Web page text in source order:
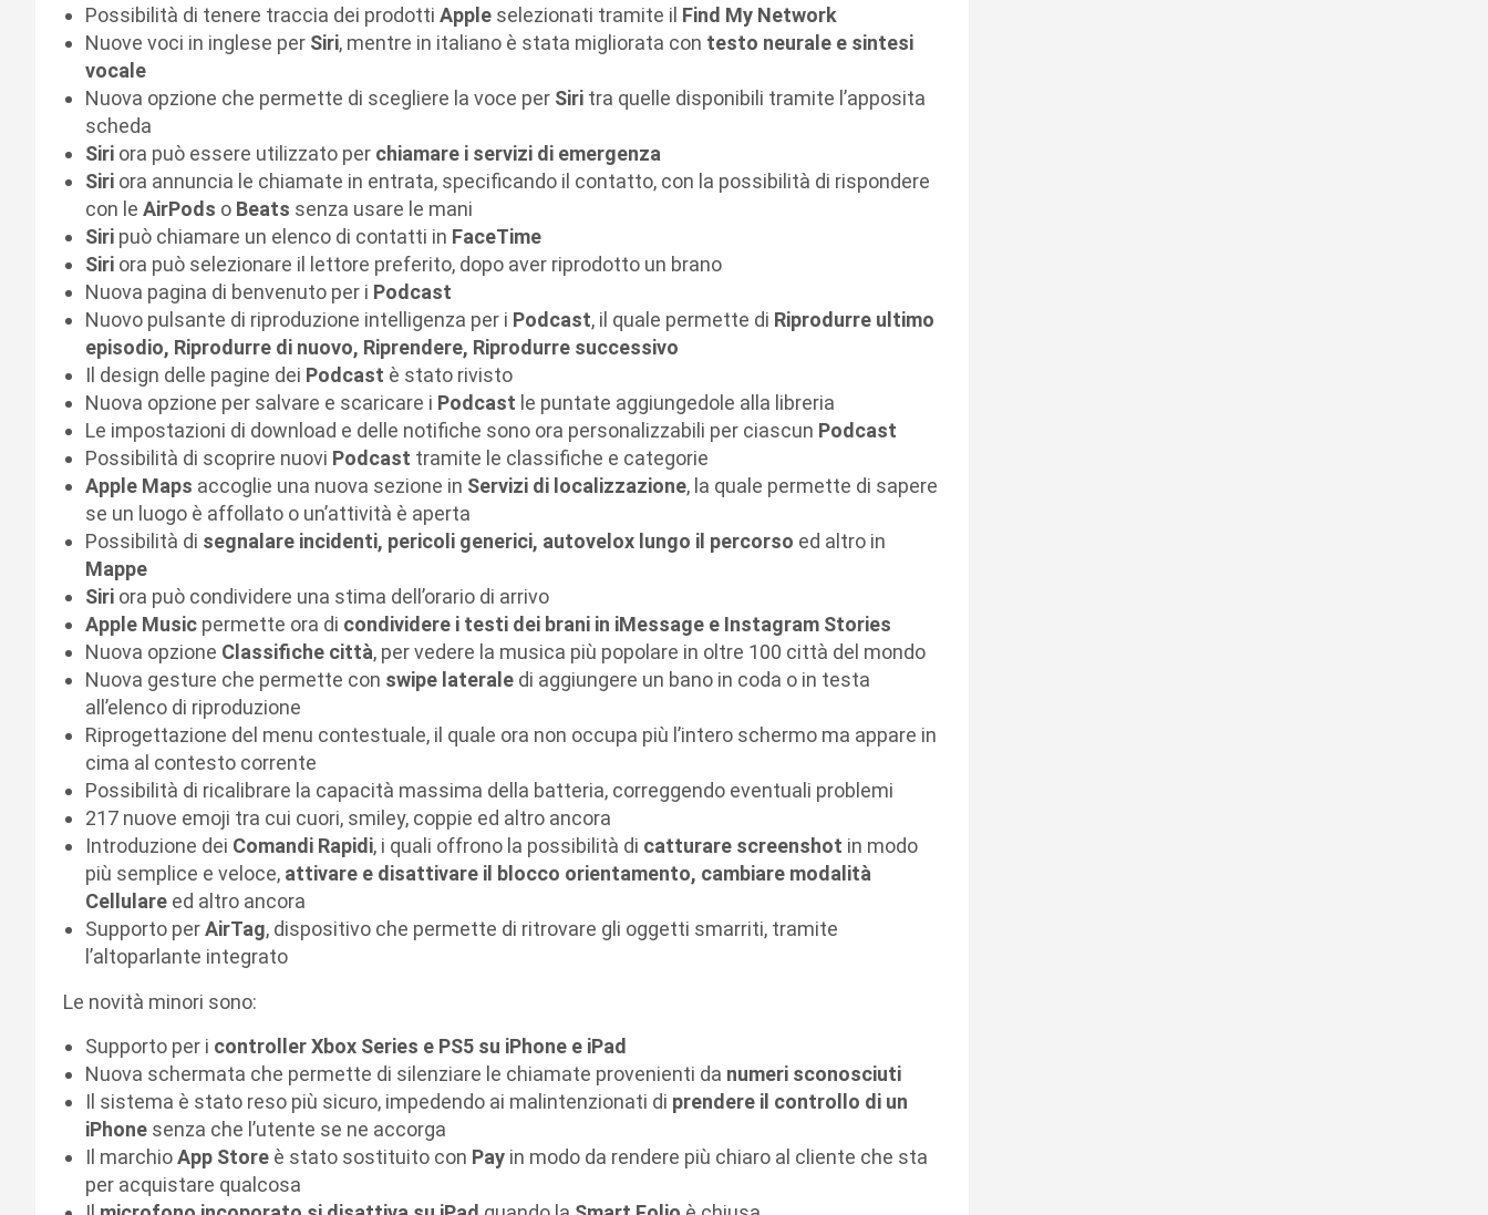
Possibilità di tenere traccia dei prodotti Apple selezionati tramite il Find My Network
Nuove voci in inglese per Siri, mentre in italiano è stata migliorata con testo neurale e sintesi
vocale
Nuova opzione che permette di scegliere la voce per Siri tra quelle disponibili tramite l’apposita
scheda
Siri ora può essere utilizzato per chiamare i servizi di emergenza
Siri ora annuncia le chiamate in entrata, specificando il contatto, con la possibilità di rispondere
con le AirPods o Beats senza usare le mani
Siri può chiamare un elenco di contatti in FaceTime
Siri ora può selezionare il lettore preferito, dopo aver riprodotto un brano
Nuova pagina di benvenuto per i Podcast
Nuovo pulsante di riproduzione intelligenza per i Podcast, il quale permette di Riprodurre ultimo
episodio, Riprodurre di nuovo, Riprendere, Riprodurre successivo
Il design delle pagine dei Podcast è stato rivisto
Nuova opzione per salvare e scaricare i Podcast le puntate aggiungedole alla libreria
Le impostazioni di download e delle notifiche sono ora personalizzabili per ciascun Podcast
Possibilità di scoprire nuovi Podcast tramite le classifiche e categorie
Apple Maps accoglie una nuova sezione in Servizi di localizzazione, la quale permette di sapere
se un luogo è affollato o un’attività è aperta
Possibilità di segnalare incidenti, pericoli generici, autovelox lungo il percorso ed altro in
Mappe
Siri ora può condividere una stima dell’orario di arrivo
Apple Music permette ora di condividere i testi dei brani in iMessage e Instagram Stories
Nuova opzione Classifiche città, per vedere la musica più popolare in oltre 100 città del mondo
Nuova gesture che permette con swipe laterale di aggiungere un bano in coda o in testa
all’elenco di riproduzione
Riprogettazione del menu contestuale, il quale ora non occupa più l’intero schermo ma appare in
cima al contesto corrente
Possibilità di ricalibrare la capacità massima della batteria, correggendo eventuali problemi
217 nuove emoji tra cui cuori, smiley, coppie ed altro ancora
Introduzione dei Comandi Rapidi, i quali offrono la possibilità di catturare screenshot in modo
più semplice e veloce, attivare e disattivare il blocco orientamento, cambiare modalità
Cellulare ed altro ancora
Supporto perAirTag, dispositivo che permette di ritrovare gli oggetti smarriti, tramite
l’altoparlante integrato
Le novità minori sono:
Supporto per i controller Xbox Series e PS5 su iPhone e iPad
Nuova schermata che permette di silenziare le chiamate provenienti da numeri sconosciuti
Il sistema è stato reso più sicuro, impedendo ai malintenzionati di prendere il controllo di un
iPhone senza che l’utente se ne accorga
Il marchioApp Store è stato sostituito con Pay in modo da rendere più chiaro al cliente che sta
per acquistare qualcosa